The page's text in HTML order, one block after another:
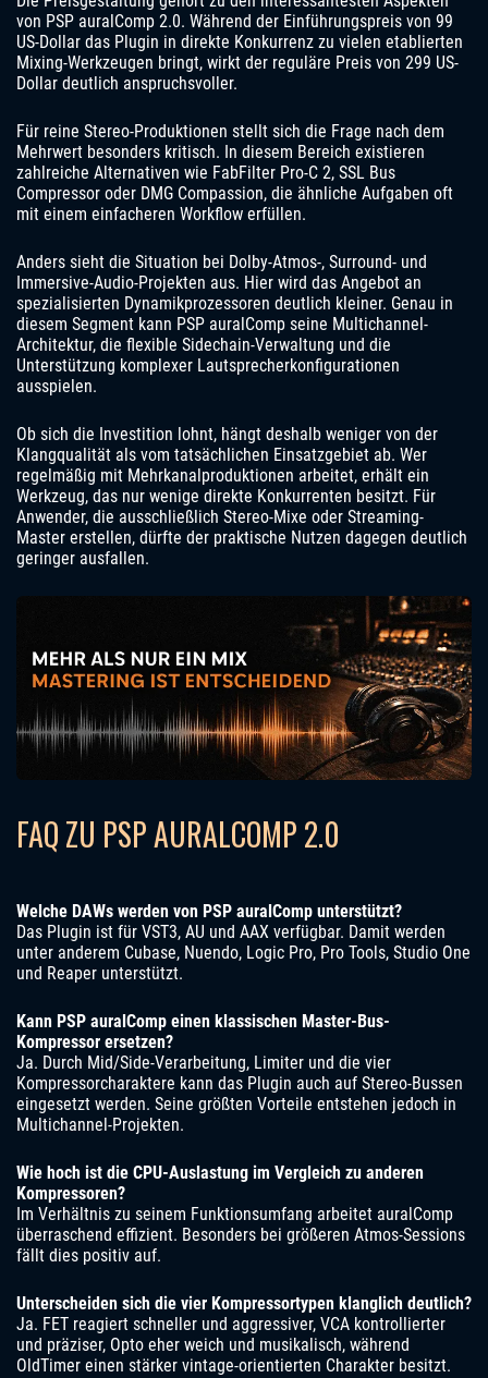
von PSP auralComp 2.0. Während der Einführungspreis von 99
US-Dollar das Plugin in direkte Konkurrenz zu vielen etablierten
Mixing-Werkzeugen bringt, wirkt der reguläre Preis von 299 US-
Dollar deutlich anspruchsvoller.
Für reine Stereo-Produktionen stellt sich die Frage nach dem
Mehrwert besonders kritisch. In diesem Bereich existieren
zahlreiche Alternativen wie FabFilter Pro-C 2, SSL Bus
Compressor oder DMG Compassion, die ähnliche Aufgaben oft
mit einem einfacheren Workflow erfüllen.
Anders sieht die Situation bei Dolby-Atmos-, Surround- und
Immersive-Audio-Projekten aus. Hier wird das Angebot an
spezialisierten Dynamikprozessoren deutlich kleiner. Genau in
diesem Segment kann PSP auralComp seine Multichannel-
Architektur, die flexible Sidechain-Verwaltung und die
Unterstützung komplexer Lautsprecherkonfigurationen
ausspielen.
Ob sich die Investition lohnt, hängt deshalb weniger von der
Klangqualität als vom tatsächlichen Einsatzgebiet ab. Wer
regelmäßig mit Mehrkanalproduktionen arbeitet, erhält ein
Werkzeug, das nur wenige direkte Konkurrenten besitzt. Für
Anwender, die ausschließlich Stereo-Mixe oder Streaming-
Master erstellen, dürfte der praktische Nutzen dagegen deutlich
geringer ausfallen.
FAQ ZU PSP AURALCOMP 2.0
Welche DAWs werden von PSP auralComp unterstützt?
Das Plugin ist für VST3, AU und AAX verfügbar. Damit werden
unter anderem Cubase, Nuendo, Logic Pro, Pro Tools, Studio One
und Reaper unterstützt.
Kann PSP auralComp einen klassischen Master-Bus-
Kompressor ersetzen?
Ja. Durch Mid/Side-Verarbeitung, Limiter und die vier
Kompressorcharaktere kann das Plugin auch auf Stereo-Bussen
eingesetzt werden. Seine größten Vorteile entstehen jedoch in
Multichannel-Projekten.
Wie hoch ist die CPU-Auslastung im Vergleich zu anderen
Kompressoren?
Im Verhältnis zu seinem Funktionsumfang arbeitet auralComp
überraschend effizient. Besonders bei größeren Atmos-Sessions
fällt dies positiv auf.
Unterscheiden sich die vier Kompressortypen klanglich deutlich?
Ja. FET reagiert schneller und aggressiver, VCA kontrollierter
und präziser, Opto eher weich und musikalisch, während
OldTimer einen stärker vintage-orientierten Charakter besitzt.